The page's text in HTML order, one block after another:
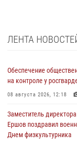
ЛЕНТА
Обеспечение
на контроле у
08 августа 2026, 12:18
Заместитель
Ершов поздравил
Днем физкультурника